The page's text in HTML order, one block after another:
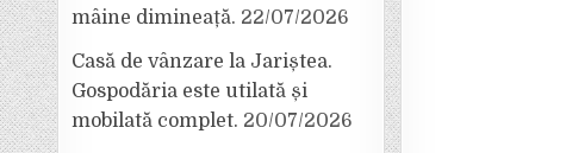
mâine dimineață. 22/07/2026
Casă de vânzare la Jariștea.
Gospodăria este utilată și
mobilată complet. 20/07/2026